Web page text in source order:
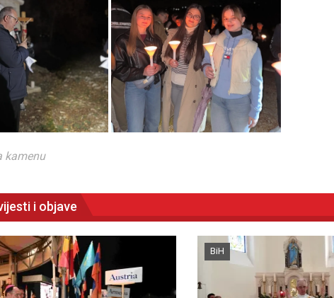
kamenu
i objave
BiH
pretvara u optužnicu
CNAK
Smrtovdan nadbiskupa